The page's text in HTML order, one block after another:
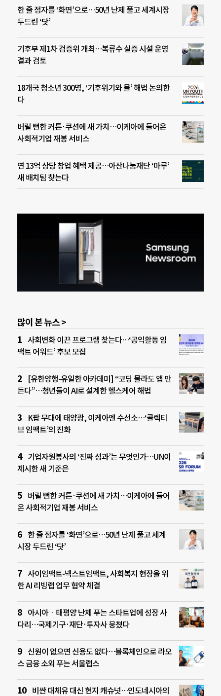
한 줄 점자를 ‘화면’으로…50년 난제 풀고 세계시장
두드린 ‘닷’
기후부 제1차 검증위 개최…복류수 실증 시설 운영
결과 검토
18개국 청소년 300명, ‘기후위기와 물’ 해법 논의한
다
버릴 뻔한 커튼·쿠션에 새 가치…이케아에 들어온
사회적기업 재봉 서비스
연 13억 상당 창업 혜택 제공…아산나눔재단 ‘마루’
새 배치팀 찾는다
많이 본 뉴스 >
사회변화 이끈 프로그램 찾는다…‘공익활동 임
팩트 어워드’ 후보 모집
[유한양행-유일한 아카데미] “코딩 몰라도 앱 만
든다”…청년들이 AI로 설계한 헬스케어 해법
K팝 무대에 태양광, 이케아엔 수선소…‘콜렉티
브 임팩트’의 진화
기업자원봉사의 ‘진짜 성과’는 무엇인가…UN이
제시한 새 기준은
버릴 뻔한 커튼·쿠션에 새 가치…이케아에 들어
온 사회적기업 재봉 서비스
한 줄 점자를 ‘화면’으로…50년 난제 풀고 세계
시장 두드린 ‘닷’
사이임팩트-넥스트임팩트, 사회복지 현장을 위
한 AI 리빙랩 업무 협약 체결
아시아ㆍ태평양 난제 푸는 스타트업에 성장 사
다리…국제기구·재단·투자사 뭉쳤다
신원이 없으면 신용도 없다…블록체인으로 라오
스 금융 소외 푸는 서울랩스
비싼 대체유 대신 현지 캐슈넛…인도네시아의